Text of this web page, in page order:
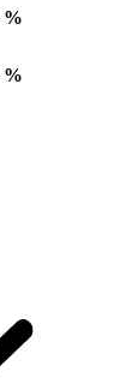
%
%